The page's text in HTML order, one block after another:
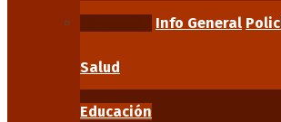
Info General
Salud
Educación